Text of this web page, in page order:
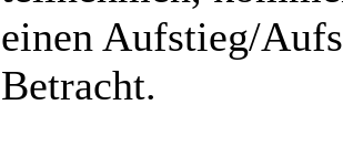
einen Aufstieg/
Betracht.